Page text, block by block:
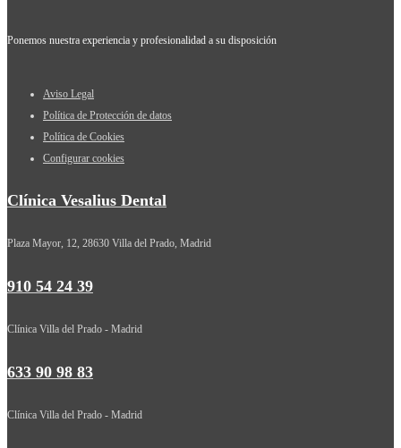
Ponemos nuestra experiencia y profesionalidad a su disposición
Aviso Legal
Política de Protección de datos
Política de Cookies
Configurar cookies
Clínica Vesalius Dental
Plaza Mayor, 12, 28630 Villa del Prado, Madrid
910 54 24 39
Clínica Villa del Prado - Madrid
633 90 98 83
Clínica Villa del Prado - Madrid